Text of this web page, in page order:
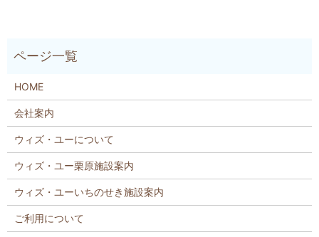
HOME
会社案内
ウィズ・ユーについて
ウィズ・ユー栗原施設案内
ウィズ・ユーいちのせき施設案内
ご利用について